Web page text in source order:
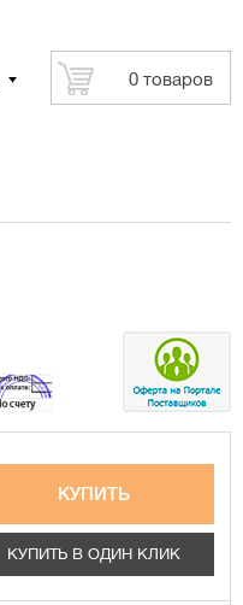
0 товаров
КУПИТЬ В ОДИН КЛИК